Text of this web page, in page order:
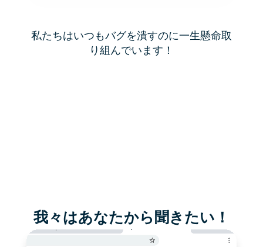
私たちはいつもバグを潰すのに一生懸命取
り組んでいます！
我々はあなたから聞きたい！